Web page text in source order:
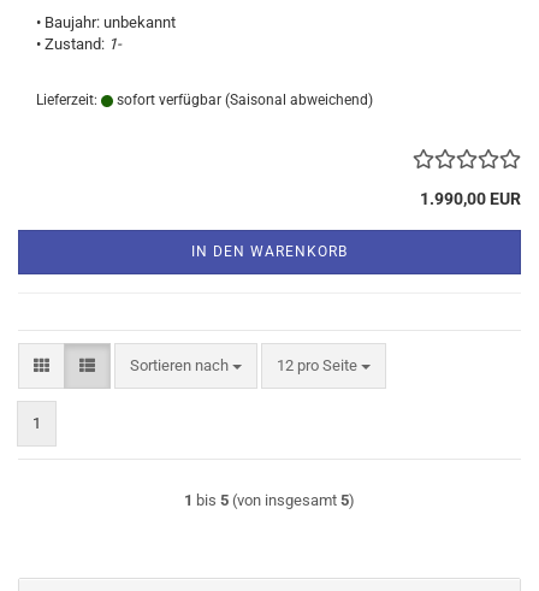
• Baujahr: unbekannt
• Zustand: 1-
Lieferzeit: sofort verfügbar (Saisonal abweichend)
1.990,00 EUR
IN DEN WARENKORB
Sortieren nach
Sortieren nach 12 pro Seite
pro Seite
1
1 bis 5 (von insgesamt 5)